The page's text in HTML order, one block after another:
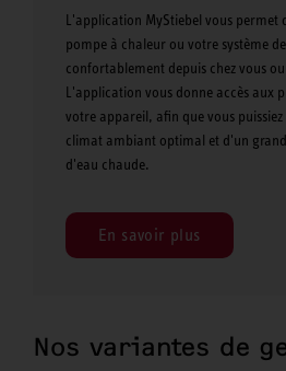
L'application MyStiebel vous permet
pompe à chaleur ou votre système
confortablement depuis chez vous
L'application vous donne accès aux
votre appareil, afin que vous
climat ambiant optimal et d'un
d'eau chaude.
En savoir plus
Nos variantes de